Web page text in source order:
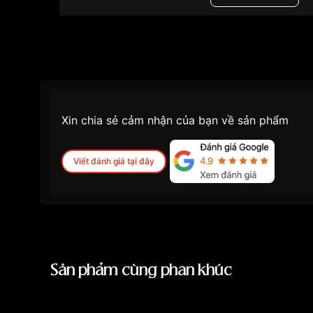
12.9mm
Xin chia sẻ cảm nhận của bạn về sản phẩm
Viết đánh giá tại đây
Sản phẩm cùng phân khúc